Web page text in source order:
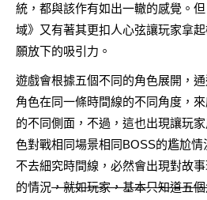
統，都與該作有如出一轍的感覺。
域》又有著其更扣人心弦讓玩家拿
願放下的吸引力。
遊戲會根據五個不同的角色展開，
角色在同一條時間線的不同角度，
的不同側面，不過，這也出現讓玩
色對戰相同場景相同BOSS的尷尬情
不去細究時間線，必然會出現對故
的情況，就如玩家，基本只知道五